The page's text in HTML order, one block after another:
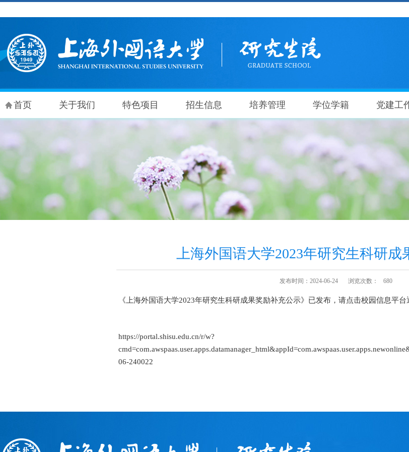
首页 关于我们 特色项目 招生信息 培养管理 学位学籍 党建工
上海外国语大学2023年研究生科研
发布时间：2024-06-24 浏览次数： 680
《上海外国语大学2023年研究生科研成果奖励补充公示》已发布，请点击校园信息平台
https://portal.shisu.edu.cn/r/w?
06-240022